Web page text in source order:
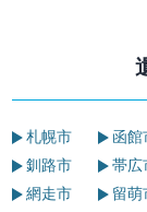
札幌市 函館
釧路市
帯広
網走市
留萌